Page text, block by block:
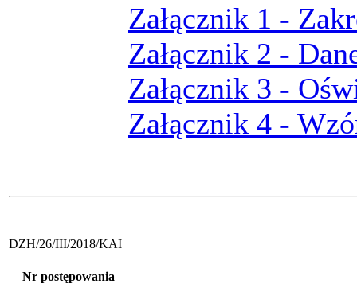
Załącznik 1 -
Załącznik 2 -
Załącznik 3 -
Załącznik 4 -
DZH/26/III/2018/KAI
Nr postępowania